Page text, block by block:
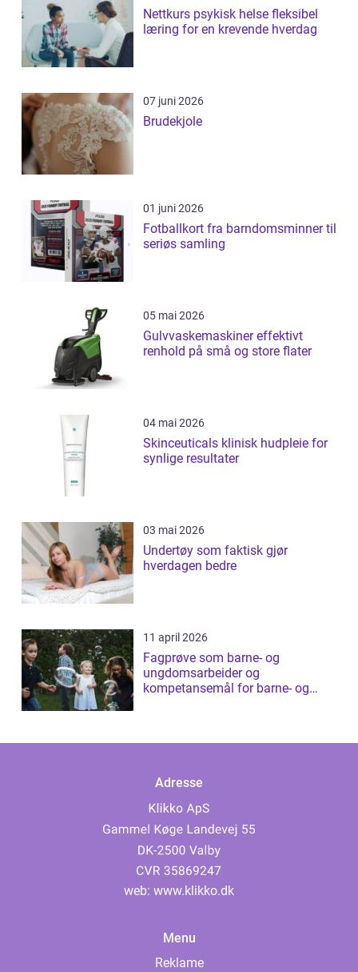
Nettkurs psykisk helse fleksibel
læring for en krevende hverdag
07 juni 2026
Brudekjole
01 juni 2026
Fotballkort fra barndomsminner til
seriøs samling
05 mai 2026
Gulvvaskemaskiner effektivt
renhold på små og store flater
04 mai 2026
Skinceuticals klinisk hudpleie for
synlige resultater
03 mai 2026
Undertøy som faktisk gjør
hverdagen bedre
11 april 2026
Fagprøve som barne- og
ungdomsarbeider og
kompetansemål for barne- og
Adresse
web: www.klikko.dk
Menu
Reklame